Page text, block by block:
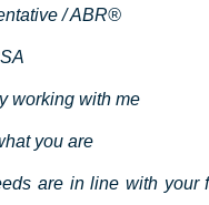
/ ABR®
working with me
you are
are in line with your